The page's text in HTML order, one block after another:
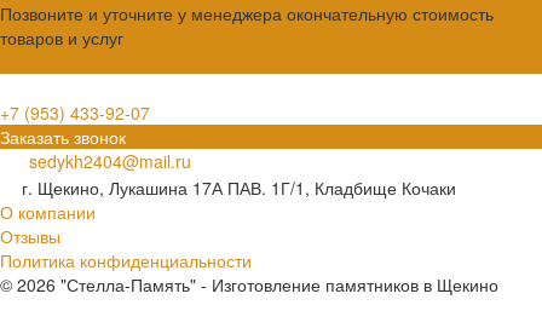
Позвоните и уточните у менеджера окончательную стоимость
товаров и услуг
+7 (953) 433-92-07
Заказать звонок
sedykh2404@mail.ru
г. Щекино, Лукашина 17А ПАВ. 1Г/1, Кладбище Кочаки
О компании
Отзывы
Политика конфиденциальности
© 2026 "Стелла-Память" - Изготовление памятников в Щекино